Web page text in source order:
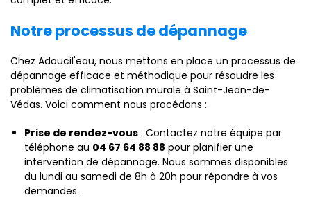
Notre processus de dépannage
Chez Adoucil'eau, nous mettons en place un processus de
dépannage efficace et méthodique pour résoudre les
problèmes de climatisation murale à Saint-Jean-de-
Védas. Voici comment nous procédons :
Prise de rendez-vous : Contactez notre équipe par
téléphone au 04 67 64 88 88 pour planifier une
intervention de dépannage. Nous sommes disponibles
du lundi au samedi de 8h à 20h pour répondre à vos
demandes.